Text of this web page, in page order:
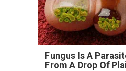
Fungus Is A
From A Drop Of